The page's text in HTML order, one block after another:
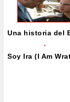
Una historia del
Soy Ira (I Am